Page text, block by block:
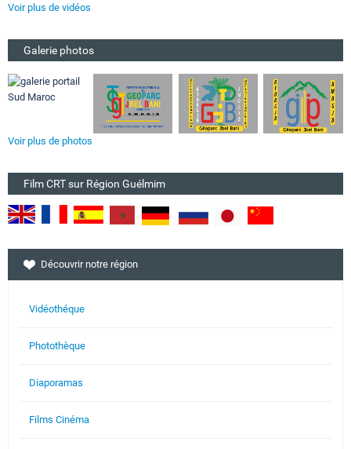
Voir plus de vidéos
Galerie photos
Voir plus de photos
Film CRT sur Région Guélmim
Découvrir notre région
Vidéothéque
Photothèque
Diaporamas
Films Cinéma